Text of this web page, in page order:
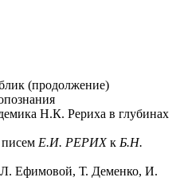
(продолжение)
Н.К. Рериха в глубинах
Е.И. РЕРИХк Б.Н.
Л. Ефимовой, Т. Деменко, И.